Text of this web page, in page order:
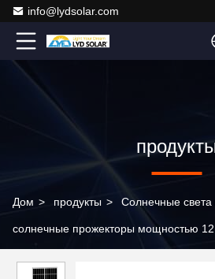
info@lydsolar.com
Дом > продукты > Солнечные света
солнечные прожекторы мощностью